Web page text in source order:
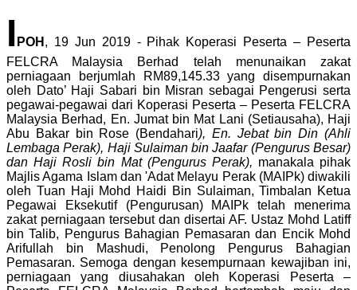
I POH , 19 Jun 2019 - Pihak Koperasi Peserta – Peserta
FELCRA Malaysia Berhad telah menunaikan zakat
perniagaan berjumlah RM89,145.33 yang disempurnakan
oleh Dato’ Haji Sabari bin Misran sebagai Pengerusi serta
pegawai-pegawai dari Koperasi Peserta – Peserta FELCRA
Malaysia Berhad, En. Jumat bin Mat Lani (Setiausaha), Haji
Abu Bakar bin Rose (Bendahari), En. Jebat bin Din (Ahli
Lembaga Perak), Haji Sulaiman bin Jaafar (Pengurus Besar)
dan Haji Rosli bin Mat (Pengurus Perak), manakala pihak
Majlis Agama Islam dan 'Adat Melayu Perak (MAIPk) diwakili
oleh Tuan Haji Mohd Haidi Bin Sulaiman, Timbalan Ketua
Pegawai Eksekutif (Pengurusan) MAIPk telah menerima
zakat perniagaan tersebut dan disertai AF. Ustaz Mohd Latiff
bin Talib, Pengurus Bahagian Pemasaran dan Encik Mohd
Arifullah bin Mashudi, Penolong Pengurus Bahagian
Pemasaran. Semoga dengan kesempurnaan kewajiban ini,
perniagaan yang diusahakan oleh Koperasi Peserta –